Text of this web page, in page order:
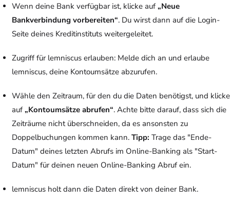
Wenn deine Bank verfügbar ist, klicke auf „Neue
Bankverbindung vorbereiten“. Du wirst dann auf die Login-
Seite deines Kreditinstituts weitergeleitet.
Zugriff für lemniscus erlauben: Melde dich an und erlaube
lemniscus, deine Kontoumsätze abzurufen.
Wähle den Zeitraum, für den du die Daten benötigst, und klicke
auf „Kontoumsätze abrufen“. Achte bitte darauf, dass sich die
Zeiträume nicht überschneiden, da es ansonsten zu
Doppelbuchungen kommen kann. Tipp: Trage das "Ende-
Datum" deines letzten Abrufs im Online-Banking als "Start-
Datum" für deinen neuen Online-Banking Abruf ein.
lemniscus holt dann die Daten direkt von deiner Bank.